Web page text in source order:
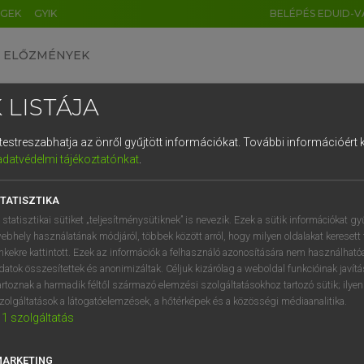
GYIK BELÉPÉS EDUID-
ELŐZMÉNYEK
egyetemes nagyszótár
VAN ELŐFIZETÉSED?
megtekintéséhez.
LISTÁJA
az önről gyűjtött információkat. További információért
tájékoztatónkat.
statisztikai sütiket „teljesítménysütiknek” is nevezik. Ezek a sütik információkat
használatának módjáról, többek között arról, hogy milyen oldalakat keresett
kattintott. Ezek az információk a felhasználó azonosítására nem
összesítettek és anonimizáltak. Céljuk kizárólag a weboldal funkcióinak
a harmadik féltől származó elemzési szolgáltatásokhoz tartozó sütik;
a látogatóelemzések, a hőtérképek és a közösségi médiaanalitika.
1 szolgáltatás
DE CN FR ES IT NL
1 2 3 4 5 6 7 8 9
q w e r t z u i
a s d f g h j k l é
í y x c v b n m , .